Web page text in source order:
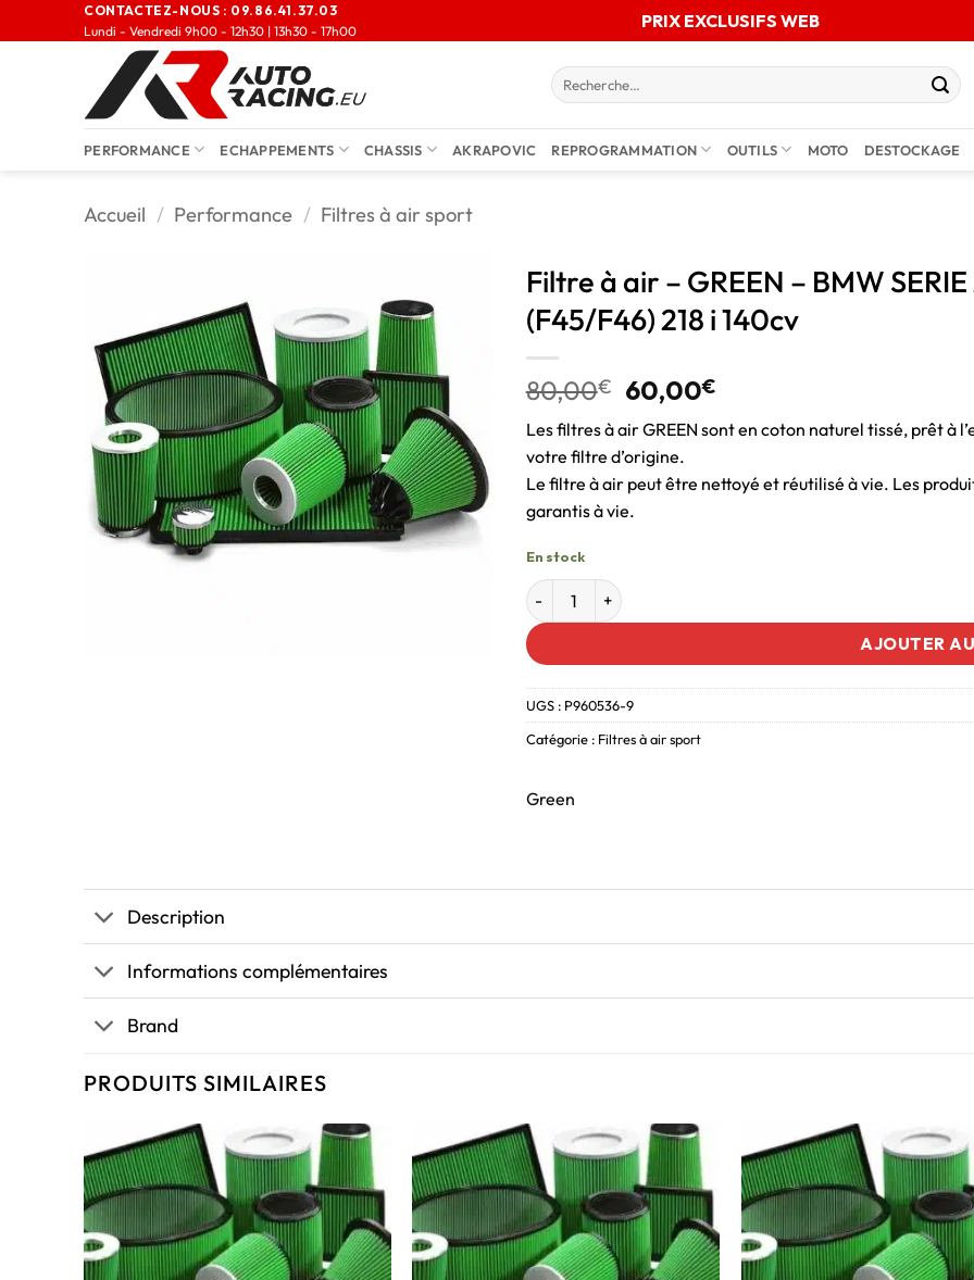
CONTACTEZ-NOUS : 09.86.41.37.03
Lundi - Vendredi 9h00 - 12h30 | 13h30 - 17h00
PRIX EXCLUSIFS WEB
PERFORMANCE ECHAPPEMENTS CHASSIS AKRAPOVIC REPROGRAMMATION OUTILS MOTO DESTOCKAGE
Accueil / Performance / Filtres à air sport
Filtre à air – GREEN – BMW
(F45/F46) 218 i 140cv
80,00€ 60,00€
Les filtres à air GREEN sont en coton naturel tissé, prêt à
votre filtre d’origine.
Le filtre à air peut être nettoyé et réutilisé à vie. Les
garantis à vie.
En stock
AJOUTER
UGS : P960536-9
Catégorie : Filtres à air sport
Green
Description
Informations complémentaires
Brand
PRODUITS SIMILAIRES